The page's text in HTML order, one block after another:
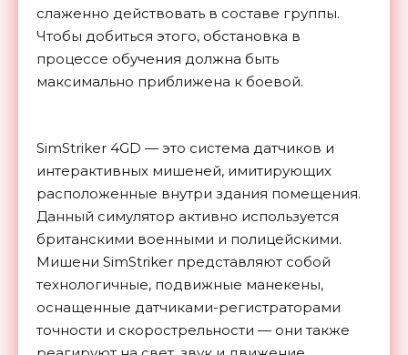
слаженно действовать в составе группы.
Чтобы добиться этого, обстановка в
процессе обучения должна быть
максимально приближена к боевой.
SimStriker 4GD — это система датчиков и
интерактивных мишеней, имитирующих
расположенные внутри здания помещения.
Данный симулятор активно используется
британскими военными и полицейскими.
Мишени SimStriker представляют собой
технологичные, подвижные манекены,
оснащенные датчиками-регистраторами
точности и скорострельности — они также